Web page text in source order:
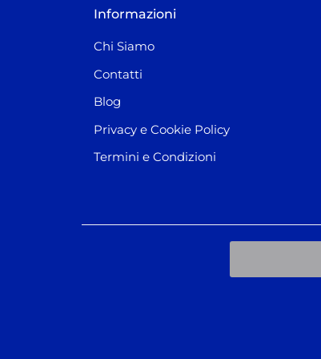
Informazioni
Chi Siamo
Contatti
Blog
Privacy e Cookie Policy
Termini e Condizioni